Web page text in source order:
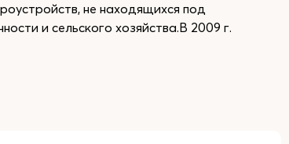
не находящихся под
и сельского хозяйства.В 2009 г.